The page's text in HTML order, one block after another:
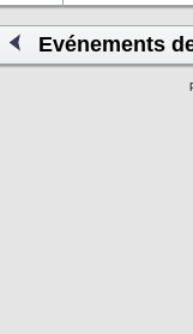
Evénements